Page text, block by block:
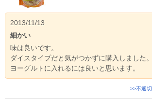
2013/11/13
細かい
味は良いです。
ダイスタイプだと気がつかずに購入しました。
ヨーグルトに入れるには良いと思います。
>>不適